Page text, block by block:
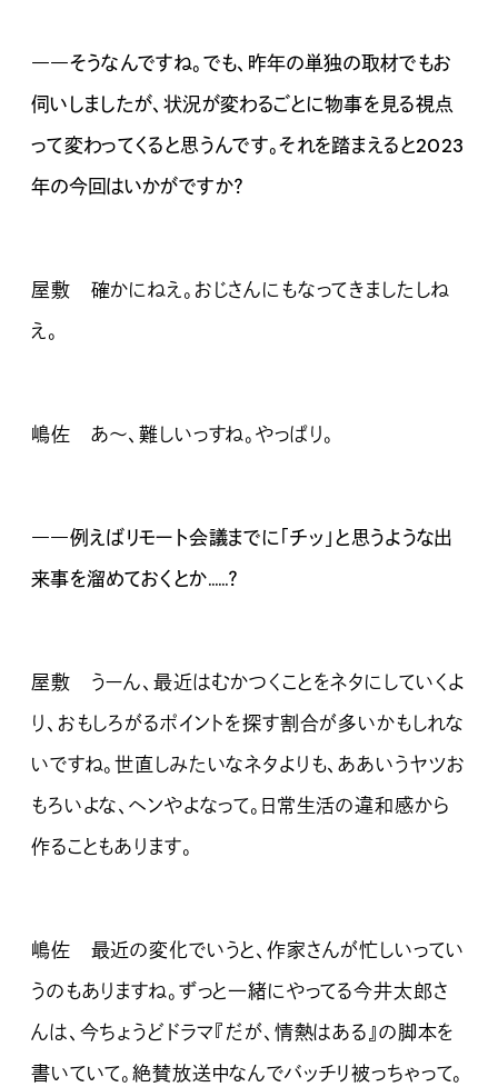
――そうなんですね。でも、昨年の単独の取材でもお
伺いしましたが、状況が変わるごとに物事を見る視点
って変わってくると思うんです。それを踏まえると2023
年の今回はいかがですか？
屋敷 確かにねえ。おじさんにもなってきましたしね
え。
嶋佐 あ〜、難しいっすね。やっぱり。
――例えばリモート会議までに「チッ」と思うような出
来事を溜めておくとか……？
屋敷 うーん、最近はむかつくことをネタにしていくよ
り、おもしろがるポイントを探す割合が多いかもしれな
いですね。世直しみたいなネタよりも、ああいうヤツお
もろいよな、ヘンやよなって。日常生活の違和感から
作ることもあります。
嶋佐 最近の変化でいうと、作家さんが忙しいってい
うのもありますね。ずっと一緒にやってる今井太郎さ
んは、今ちょうどドラマ『だが、情熱はある』の脚本を
書いていて。絶賛放送中なんでバッチリ被っちゃって。